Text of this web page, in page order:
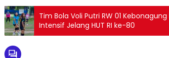
Tim Bola Voli Putri RW 01
Intensif Jelang HUT RI ke-80